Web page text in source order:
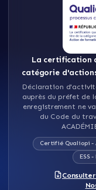
La certification
catégorie
Déclaration
auprès du préfet de
enregistrement ne
du Code du
Certifié Qualiopi -
ESS